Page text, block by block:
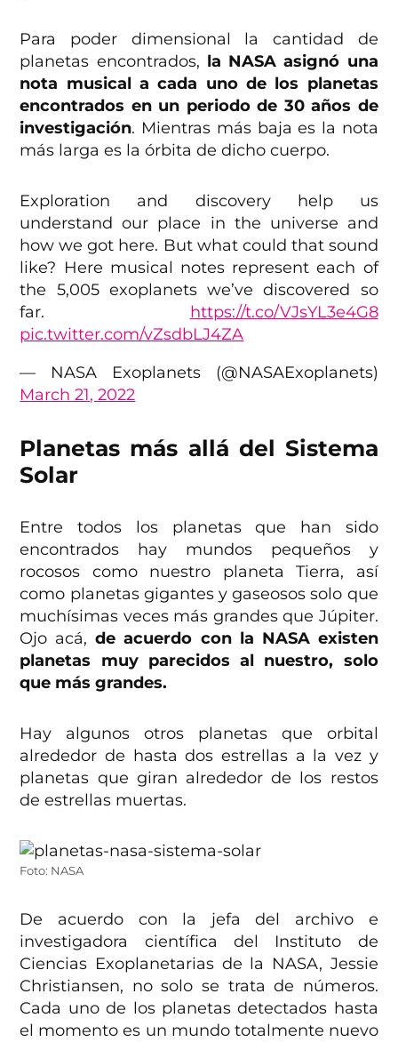
Para poder dimensional la cantidad de
planetas encontrados, la NASA asignó una
nota musical a cada uno de los planetas
encontrados en un periodo de 30 años de
investigación. Mientras más baja es la nota
más larga es la órbita de dicho cuerpo.
Exploration and discovery help us
understand our place in the universe and
how we got here. But what could that sound
like? Here musical notes represent each of
the 5,005 exoplanets we’ve discovered so
far. https://t.co/VJsYL3e4G8
pic.twitter.com/vZsdbLJ4ZA
— NASA Exoplanets (@NASAExoplanets)
March 21, 2022
Planetas más allá del Sistema
Solar
Entre todos los planetas que han sido
encontrados hay mundos pequeños y
rocosos como nuestro planeta Tierra, así
como planetas gigantes y gaseosos solo que
muchísimas veces más grandes que Júpiter.
Ojo acá,de acuerdo con la NASA existen
planetas muy parecidos al nuestro, solo
que más grandes.
Hay algunos otros planetas que orbital
alrededor de hasta dos estrellas a la vez y
planetas que giran alrededor de los restos
de estrellas muertas.
Foto: NASA
De acuerdo con la jefa del archivo e
investigadora científica del Instituto de
Ciencias Exoplanetarias de la NASA, Jessie
Christiansen, no solo se trata de números.
Cada uno de los planetas detectados hasta
el momento es un mundo totalmente nuevo